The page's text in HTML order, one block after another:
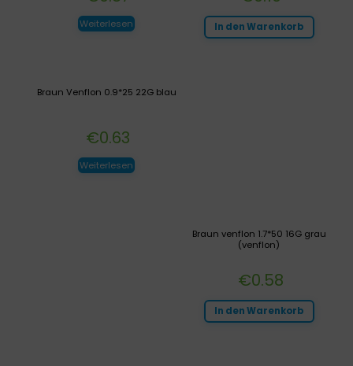
In den Warenkorb
Weiterlesen
Braun Venflon 0.9*25 22G blau
€0.63
Weiterlesen
Braun venflon 1.7*50 16G grau
(venflon)
€0.58
In den Warenkorb